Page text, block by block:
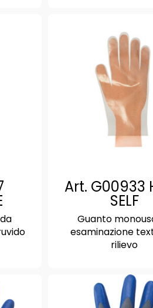
Art. G00933
SELF
Guanto
esaminazione
rilievo